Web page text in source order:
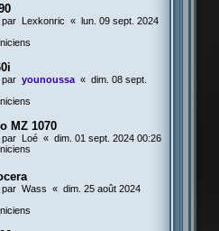
par Lexkonric « lun. 09 sept. 2024
par younoussa « dim. 08 sept.
MZ 1070
par Loé « dim. 01 sept. 2024 00:26
par Wass « dim. 25 août 2024